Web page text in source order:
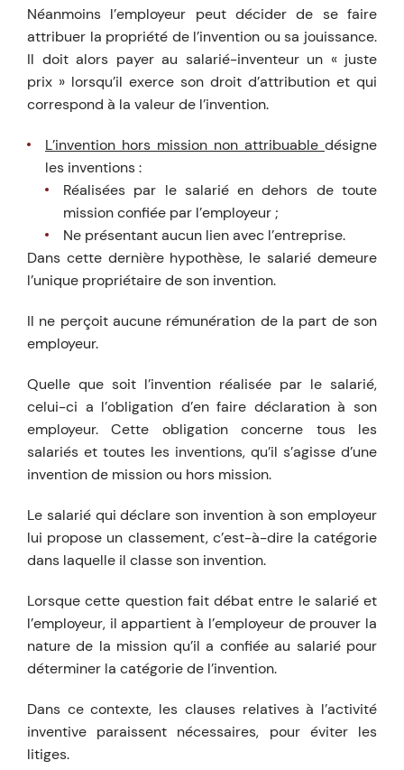
Néanmoins l’employeur peut décider de se faire
attribuer la propriété de l’invention ou sa jouissance.
Il doit alors payer au salarié-inventeur un « juste
prix » lorsqu’il exerce son droit d’attribution et qui
correspond à la valeur de l’invention.
L’invention hors mission non attribuable désigne
les inventions :
Réalisées par le salarié en dehors de toute
mission confiée par l’employeur ;
Ne présentant aucun lien avec l’entreprise.
Dans cette dernière hypothèse, le salarié demeure
l’unique propriétaire de son invention.
Il ne perçoit aucune rémunération de la part de son
employeur.
Quelle que soit l’invention réalisée par le salarié,
celui-ci a l’obligation d’en faire déclaration à son
employeur. Cette obligation concerne tous les
salariés et toutes les inventions, qu’il s’agisse d’une
invention de mission ou hors mission.
Le salarié qui déclare son invention à son employeur
lui propose un classement, c’est-à-dire la catégorie
dans laquelle il classe son invention.
Lorsque cette question fait débat entre le salarié et
l’employeur, il appartient à l’employeur de prouver la
nature de la mission qu’il a confiée au salarié pour
déterminer la catégorie de l’invention.
Dans ce contexte, les clauses relatives à l’activité
inventive paraissent nécessaires, pour éviter les
litiges.